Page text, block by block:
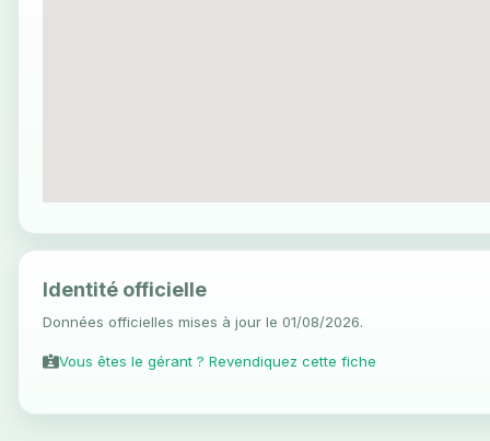
Identité officielle
Données officielles mises à jour le 01/08/2026.
Vous êtes le gérant ? Revendiquez cette fiche